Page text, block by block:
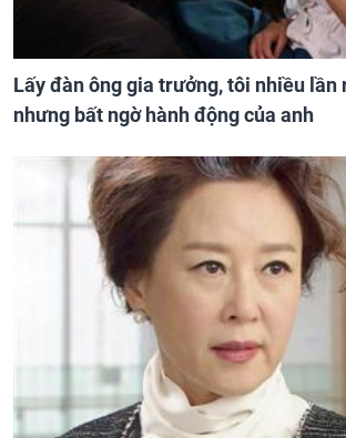
Lấy đàn ông gia trưởng, tôi nhiều lần
nhưng bất ngờ hành động của anh